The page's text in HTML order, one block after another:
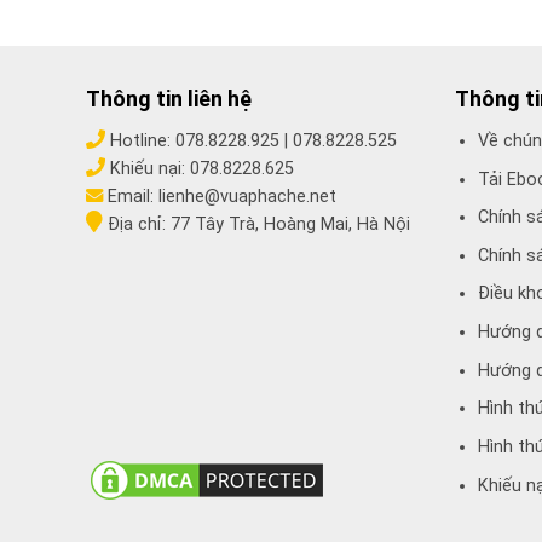
Thông tin liên hệ
Hotline: 078.8228.925| 078.8228.525
Khiếu nại: 078.8228.625
Email: lienhe@vuaphache.net
Địa chỉ: 77 Tây Trà, Hoàng Mai, Hà Nội
Thông
Về
Tải
Chính
Chính
Điều
Hướng
Hướng
Hình
Hình
Khiếu